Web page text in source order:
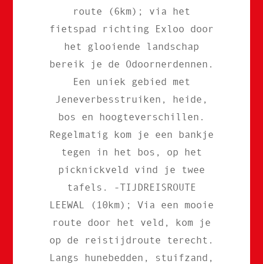
route (6km); via het
fietspad richting Exloo door
het glooiende landschap
bereik je de Odoornerdennen.
Een uniek gebied met
Jeneverbesstruiken, heide,
bos en hoogteverschillen.
Regelmatig kom je een bankje
tegen in het bos, op het
picknickveld vind je twee
tafels. -TIJDREISROUTE
LEEWAL (10km); Via een mooie
route door het veld, kom je
op de reistijdroute terecht.
Langs hunebedden, stuifzand,